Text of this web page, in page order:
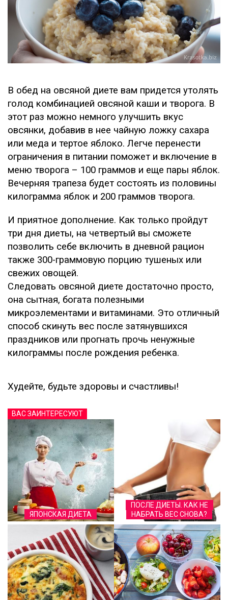
В обед на овсяной диете вам придется утолять
голод комбинацией овсяной каши и творога. В
этот раз можно немного улучшить вкус
овсянки, добавив в нее чайную ложку сахара
или меда и тертое яблоко. Легче перенести
ограничения в питании поможет и включение в
меню творога – 100 граммов и еще пары яблок.
Вечерняя трапеза будет состоять из половины
килограмма яблок и 200 граммов творога.
И приятное дополнение. Как только пройдут
три дня диеты, на четвертый вы сможете
позволить себе включить в дневной рацион
также 300-граммовую порцию тушеных или
свежих овощей.
Следовать овсяной диете достаточно просто,
она сытная, богата полезными
микроэлементами и витаминами. Это отличный
способ скинуть вес после затянувшихся
праздников или прогнать прочь ненужные
килограммы после рождения ребенка.
Худейте, будьте здоровы и счастливы!
ВАС ЗАИНТЕРЕСУЮТ
ЯПОНСКАЯ ДИЕТА
ПОСЛЕ ДИЕТЫ. КАК НЕ
НАБРАТЬ ВЕС СНОВА?